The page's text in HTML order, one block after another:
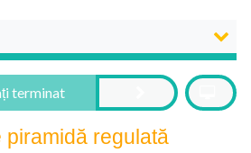
piramidă regulată
terminat